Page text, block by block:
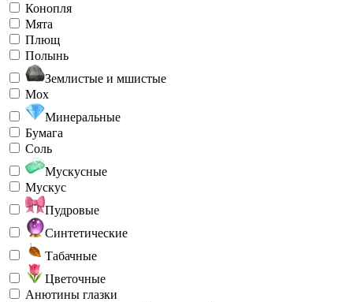
Конопля
Мята
Плющ
Полынь
Землистые и мшистые
Мох
Минеральные
Бумага
Соль
Мускусные
Мускус
Пудровые
Синтетические
Табачные
Цветочные
Анютины глазки